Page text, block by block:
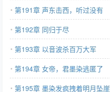
第191章 声东击西，听过没有
第192章 同归于尽
第193章 以音波杀百万大军
第194章 女帝，君墨染逃匿了
第195章 墨染发疯拽着明月坠崖